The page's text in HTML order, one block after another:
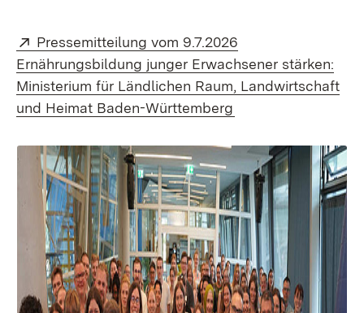
Extern:
Pressemitteilung vom 9.7.2026
Ernährungsbildung junger Erwachsener stärken:
Ministerium für Ländlichen Raum, Landwirtschaft
und Heimat Baden-Württemberg